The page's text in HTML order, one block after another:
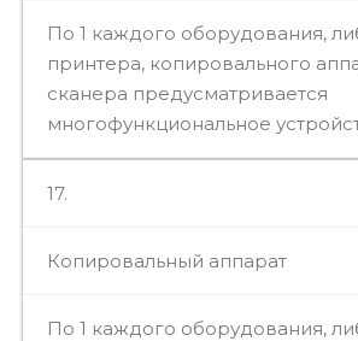
По 1 каждого оборудования,
принтера, копировального
сканера предусматривается
многофункциональное
17.
Копировальный аппарат
По 1 каждого оборудования,